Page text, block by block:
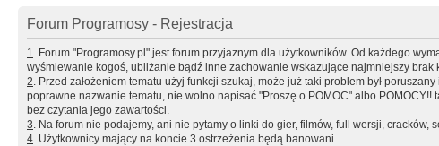
Forum Programosy - Rejestracja
1. Forum "Programosy.pl" jest forum przyjaznym dla użytkowników. Od każdego
wyśmiewanie kogoś, ubliżanie bądź inne zachowanie wskazujące najmniejszy brak
2. Przed założeniem tematu użyj funkcji szukaj, może już taki problem był
poprawne nazwanie tematu, nie wolno napisać "Proszę o POMOC" albo
bez czytania jego zawartości.
3. Na forum nie podajemy, ani nie pytamy o linki do gier, filmów, full wersji, cracków,
4. Użytkownicy mający na koncie 3 ostrzeżenia będą banowani.